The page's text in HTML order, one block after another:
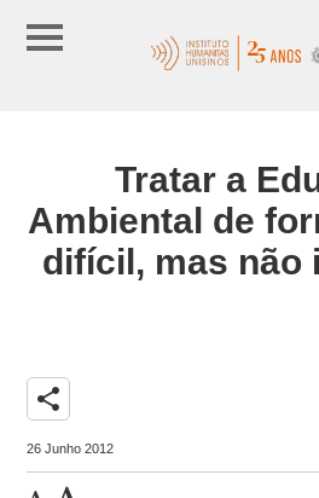
Tratar a
Ambiental de
difícil, mas não
share
26 Junho 2012